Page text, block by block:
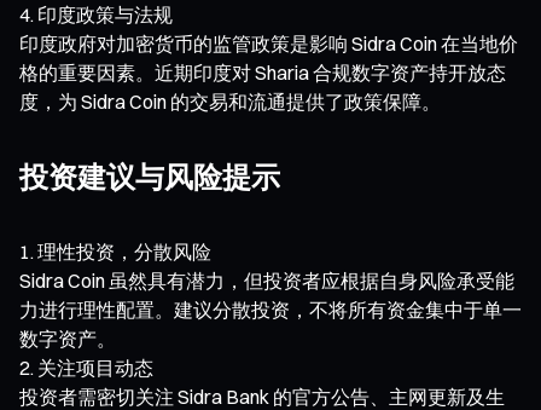
印度政策与法规
印度政府对加密货币的监管政策是影响 Sidra Coin 在当地价
格的重要因素。近期印度对 Sharia 合规数字资产持开放态
度，为 Sidra Coin 的交易和流通提供了政策保障。
投资建议与风险提示
理性投资，分散风险
Sidra Coin 虽然具有潜力，但投资者应根据自身风险承受能
力进行理性配置。建议分散投资，不将所有资金集中于单一
数字资产。
关注项目动态
投资者需密切关注 Sidra Bank 的官方公告、主网更新及生